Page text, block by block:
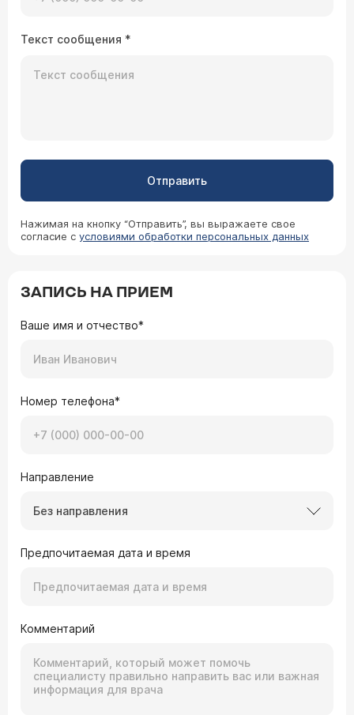
Текст сообщения *
Отправить
Нажимая на кнопку “Отправить”, вы выражаете свое
согласие с условиями обработки персональных данных
ЗАПИСЬ НА ПРИЕМ
Ваше имя и отчество*
Номер телефона*
Направление
Без направления
Предпочитаемая дата и время
Комментарий